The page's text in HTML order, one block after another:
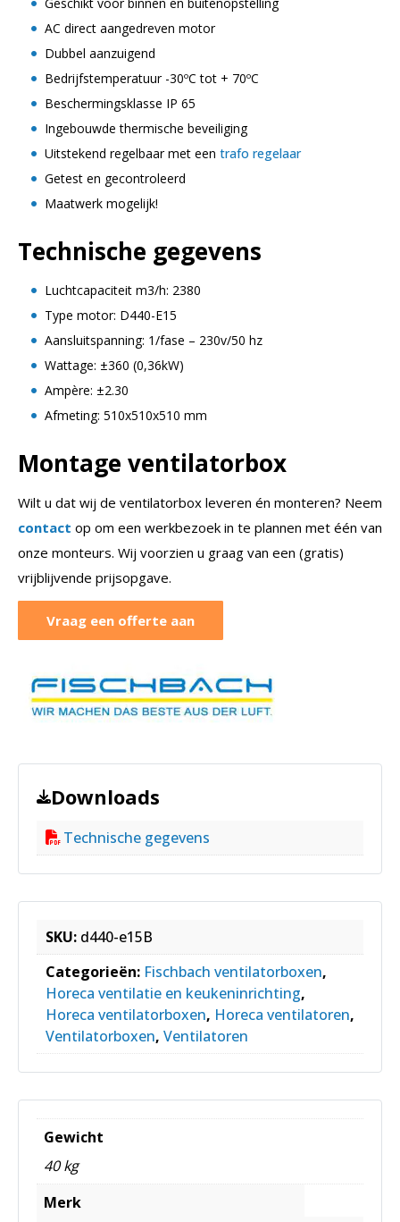
AC direct aangedreven motor
Dubbel aanzuigend
Bedrijfstemperatuur -30ºC tot + 70ºC
Beschermingsklasse IP 65
Ingebouwde thermische beveiliging
Uitstekend regelbaar met een trafo regelaar
Getest en gecontroleerd
Maatwerk mogelijk!
Technische gegevens
Luchtcapaciteit m3/h: 2380
Type motor: D440-E15
Aansluitspanning: 1/fase – 230v/50 hz
Wattage: ±360 (0,36kW)
Ampère: ±2.30
Afmeting: 510x510x510 mm
Montage ventilatorbox
Wilt u dat wij de ventilatorbox leveren én monteren? Neem
contact op om een werkbezoek in te plannen met één van
onze monteurs. Wij voorzien u graag van een (gratis)
vrijblijvende prijsopgave.
Vraag een offerte aan
Downloads
Technische gegevens
SKU: d440-e15B
Categorieën: Fischbach ventilatorboxen,
Horeca ventilatie en keukeninrichting,
Horeca ventilatorboxen, Horeca ventilatoren,
Ventilatorboxen, Ventilatoren
Gewicht
40 kg
Merk